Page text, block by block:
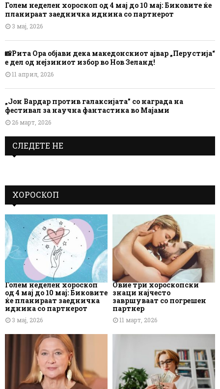
Голем неделен хороскоп од 4 мај до 10 мај: Биковите ќе
планираат заедничка иднина со партнерот
3 мај, 2026
📸Рита Ора објави дека македонскиот ајвар „Перустија“
е дел од нејзиниот избор во Нов Зеланд!
11 април, 2026
„Јон Вардар против галаксијата” со награда на
фестивал за научна фантастика во Мајами
26 март, 2026
СЛЕДЕТЕ НЕ
ХОРОСКОП
Голем неделен хороскоп
од 4 мај до 10 мај: Биковите
ќе планираат заедничка
иднина со партнерот
3 мај, 2026
Овие три хороскопски
знаци најчесто
завршуваат со погрешен
партнер
11 март, 2026